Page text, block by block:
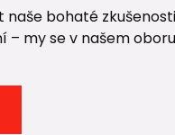
bohaté
– my se v našem